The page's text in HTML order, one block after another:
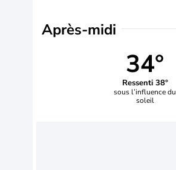
Après-midi
34°
Ressenti 38°
sous l’influence du
soleil